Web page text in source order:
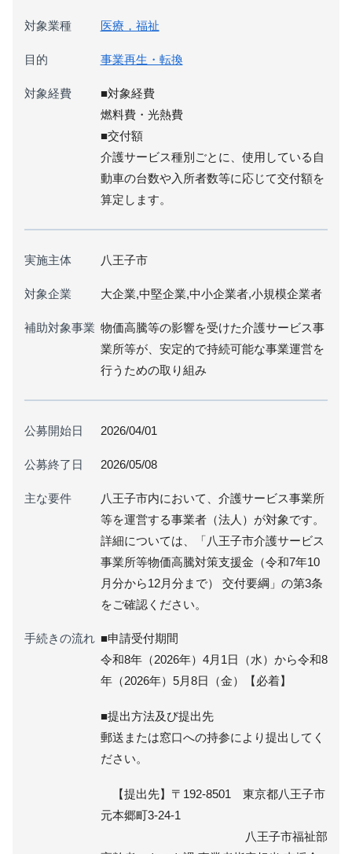
対象業種 医療，福祉
目的 事業再生・転換
対象経費
■対象経費
燃料費・光熱費
■交付額
介護サービス種別ごとに、使用している自
動車の台数や入所者数等に応じて交付額を
算定します。
実施主体 八王子市
対象企業 大企業,中堅企業,中小企業者,小規模企業者
補助対象事業 物価高騰等の影響を受けた介護サービス事
業所等が、安定的で持続可能な事業運営を
行うための取り組み
公募開始日 2026/04/01
公募終了日 2026/05/08
主な要件
八王子市内において、介護サービス事業所
等を運営する事業者（法人）が対象です。
詳細については、「八王子市介護サービス
事業所等物価高騰対策支援金（令和7年10
月分から12月分まで） 交付要綱」の第3条
をご確認ください。
手続きの流れ ■申請受付期間
令和8年（2026年）4月1日（水）から令和8
年（2026年）5月8日（金）【必着】
■提出方法及び提出先
郵送または窓口への持参により提出してく
ださい。
【提出先】〒192-8501 東京都八王子市
元本郷町3-24-1
八王子市福祉部